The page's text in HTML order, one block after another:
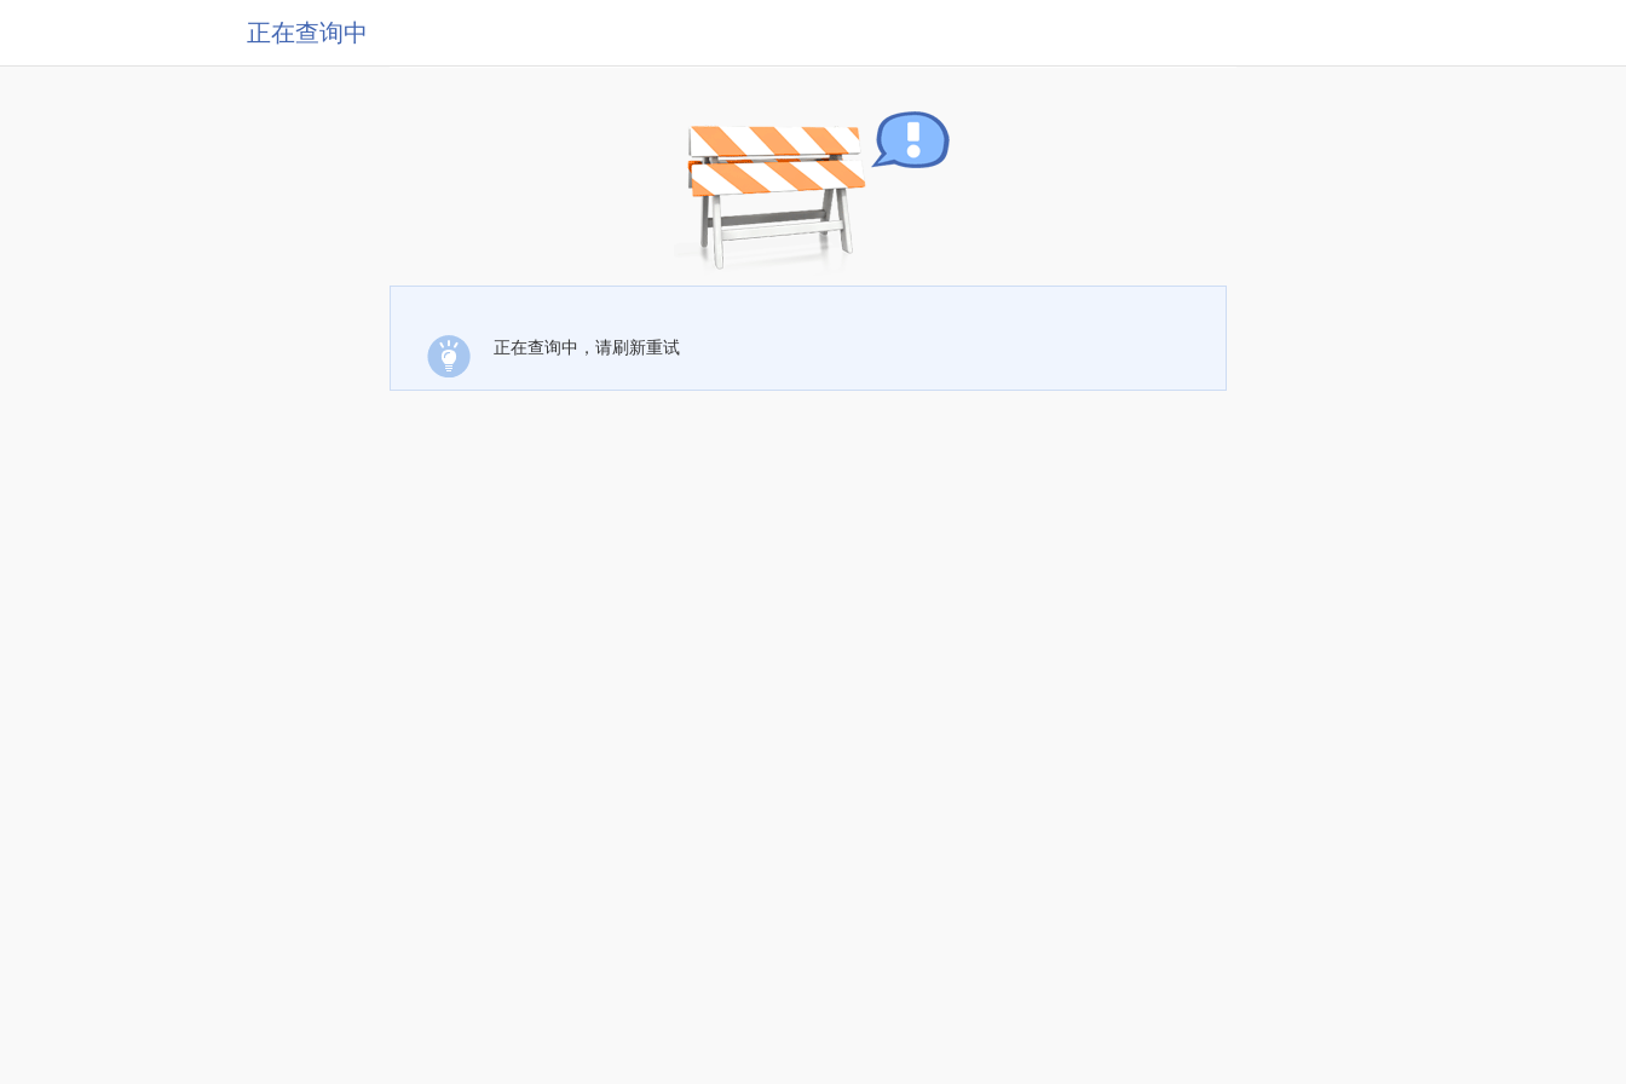
正在查询中
正在查询中，请刷新重试